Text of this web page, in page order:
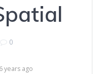
0
years ago